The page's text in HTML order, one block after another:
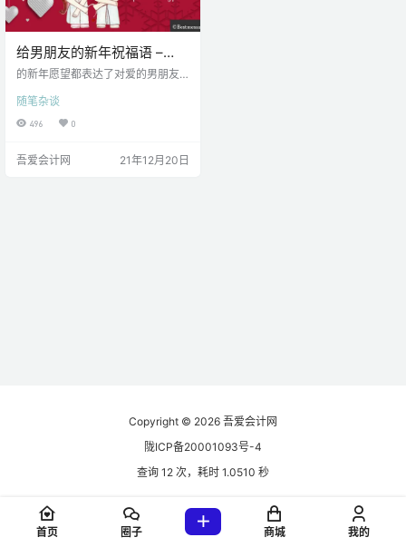
给男朋友的新年祝福语 –
2022 年新年祝福
的新年愿望都表达了对爱的男朋友
们经常与亲人聚会和庆祝，以在新
的一年里重新审视他们的关系。对
让他感觉更特别、更快乐。 下面给
随笔杂谈
496 0
吾爱会计网 21年12月20日
Copyright © 2026 吾爱会计网
陇ICP备20001093号-4
查询 12 次，耗时 1.0510 秒
首页 圈子 商城 我的